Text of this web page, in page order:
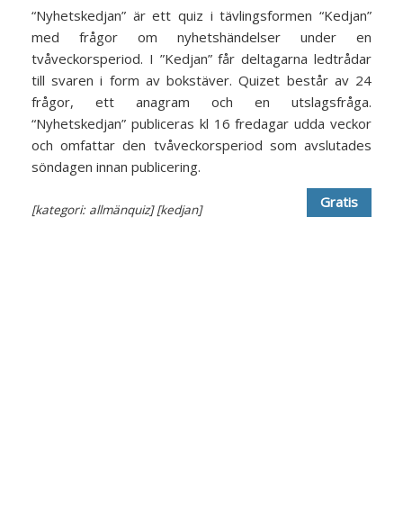
“Nyhetskedjan” är ett quiz i tävlingsformen “Kedjan”
med frågor om nyhetshändelser under en
tvåveckorsperiod. I ”Kedjan” får deltagarna ledtrådar
till svaren i form av bokstäver. Quizet består av 24
frågor, ett anagram och en utslagsfråga.
“Nyhetskedjan” publiceras kl 16 fredagar udda veckor
och omfattar den tvåveckorsperiod som avslutades
söndagen innan publicering.
[kategori: allmänquiz] [kedjan] Gratis